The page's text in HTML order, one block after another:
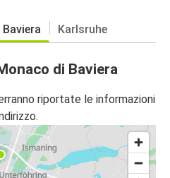
Karlsruhe
di Baviera
riportate le informazioni